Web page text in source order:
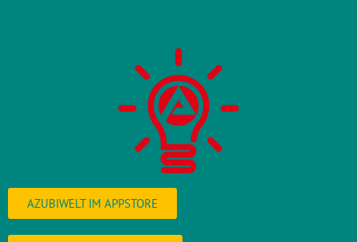
AZU­BI­WELT IM APPSTORE